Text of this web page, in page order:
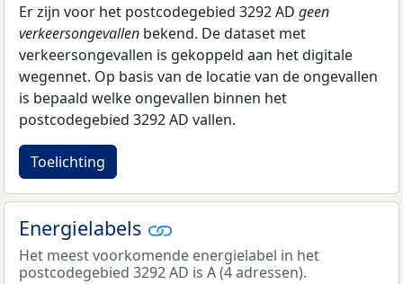
Er zijn voor het postcodegebied 3292 AD geen
verkeersongevallen bekend. De dataset met
verkeersongevallen is gekoppeld aan het digitale
wegennet. Op basis van de locatie van de ongevallen
is bepaald welke ongevallen binnen het
postcodegebied 3292 AD vallen.
Toelichting
Energielabels
Het meest voorkomende energielabel in het
postcodegebied 3292 AD is A (4 adressen).